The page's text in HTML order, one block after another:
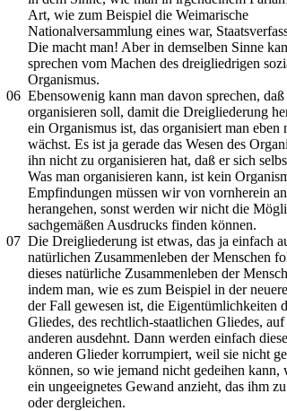
Art, wie zum Beispiel die Weimarische
Nationalversammlung eines war,
Die macht man! Aber in demselben Sinne
spre­chen vom Machen des dreigliedrigen
Organismus.
06 Ebensowenig kann man davon sprechen, daß
organisieren soll, damit die Dreigliederung
ein Organismus ist, das organisiert man eben
wächst. Es ist ja gerade das Wesen des
ihn nicht zu organisieren hat, daß er sich
Was man organisieren kann, ist kein
Empfindungen müssen wir von vornherein
herange­hen, sonst werden wir nicht die
sachgemäßen Aus­drucks finden können.
07 Die Dreigliederung ist etwas, das ja einfach
natürlichen Zusammenleben der Menschen
dieses natürliche Zu­sammenleben der
indem man, wie es zum Beispiel in der
der Fall gewesen ist, die Eigentümlichkeiten
Gliedes, des rechtlich-staatlichen Gliedes,
anderen ausdehnt. Dann werden einfach
anderen Glieder korrumpiert, weil sie nicht
können, so wie jemand nicht ge­deihen kann,
ein ungeeignetes Gewand anzieht, das ihm
oder dergleichen.